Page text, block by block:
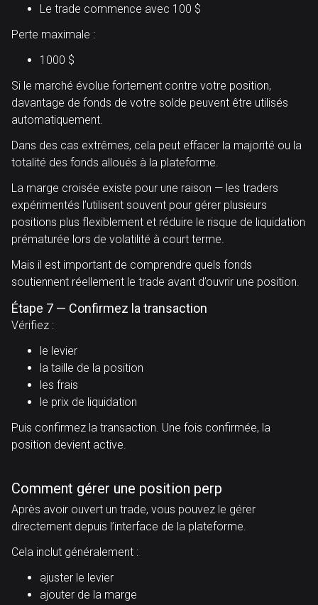
Le trade commence avec 100 $
Perte maximale :
1000 $
Si le marché évolue fortement contre votre position,
davantage de fonds de votre solde peuvent être utilisés
automatiquement.
Dans des cas extrêmes, cela peut effacer la majorité ou la
totalité des fonds alloués à la plateforme.
La marge croisée existe pour une raison — les traders
expérimentés l’utilisent souvent pour gérer plusieurs
positions plus flexiblement et réduire le risque de liquidation
prématurée lors de volatilité à court terme.
Mais il est important de comprendre quels fonds
soutiennent réellement le trade avant d’ouvrir une position.
Étape 7 — Confirmez la transaction
Vérifiez :
le levier
la taille de la position
les frais
le prix de liquidation
Puis confirmez la transaction. Une fois confirmée, la
position devient active.
Comment gérer une position perp
Après avoir ouvert un trade, vous pouvez le gérer
directement depuis l’interface de la plateforme.
Cela inclut généralement :
ajuster le levier
ajouter de la marge